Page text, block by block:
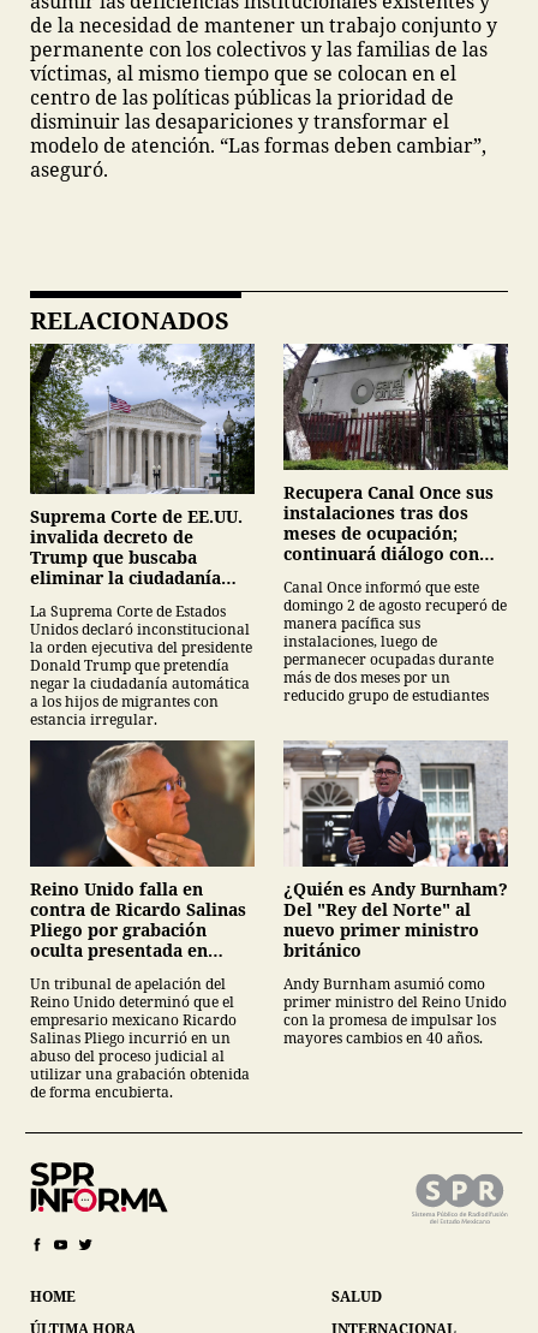
de la necesidad de mantener un trabajo conjunto y
permanente con los colectivos y las familias de las
víctimas, al mismo tiempo que se colocan en el
centro de las políticas públicas la prioridad de
disminuir las desapariciones y transformar el
modelo de atención. “Las formas deben cambiar”,
aseguró.
RELACIONADOS
Suprema Corte de EE.UU.
invalida decreto de
Trump que buscaba
eliminar la ciudadanía
La Suprema Corte de Estados
Unidos declaró inconstitucional
la orden ejecutiva del presidente
Donald Trump que pretendía
negar la ciudadanía automática
a los hijos de migrantes con
estancia irregular.
Recupera Canal Once sus
instalaciones tras dos
meses de ocupación;
continuará diálogo con
Canal Once informó que este
domingo 2 de agosto recuperó de
manera pacífica sus
instalaciones, luego de
permanecer ocupadas durante
más de dos meses por un
reducido grupo de estudiantes
Reino Unido falla en
contra de Ricardo Salinas
Pliego por grabación
oculta presentada en
Un tribunal de apelación del
Reino Unido determinó que el
empresario mexicano Ricardo
Salinas Pliego incurrió en un
abuso del proceso judicial al
utilizar una grabación obtenida
de forma encubierta.
¿Quién es Andy Burnham?
Del "Rey del Norte" al
nuevo primer ministro
británico
Andy Burnham asumió como
primer ministro del Reino Unido
con la promesa de impulsar los
mayores cambios en 40 años.
HOME
ÚLTIMA HORA
SALUD
INTERNACIONAL